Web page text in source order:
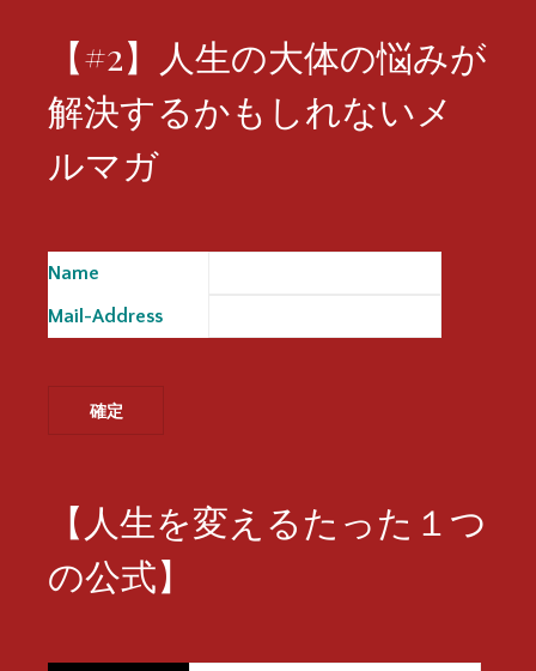
【#2】人生の大体の悩みが
解決するかもしれないメ
ルマガ
Name
Mail-Address
【人生を変えるたった１つ
の公式】